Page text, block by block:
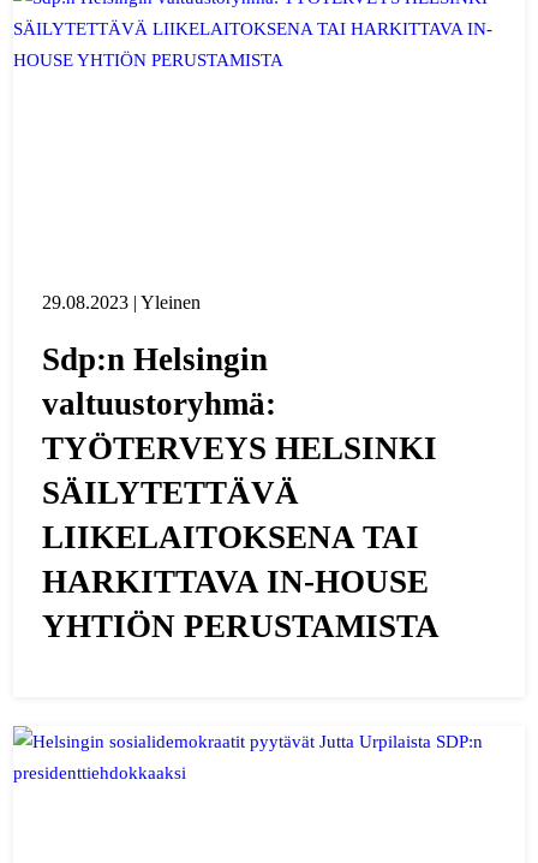
29.08.2023 | Yleinen
Sdp:n Helsingin
valtuustoryhmä:
TYÖTERVEYS HELSINKI
SÄILYTETTÄVÄ
LIIKELAITOKSENA TAI
HARKITTAVA IN-HOUSE
YHTIÖN PERUSTAMISTA